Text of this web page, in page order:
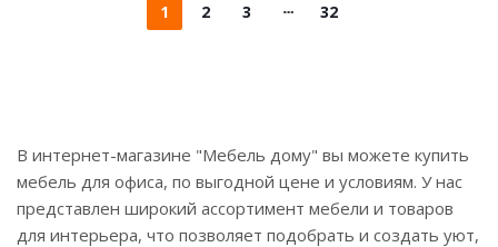
1 2 3 32
В интернет-магазине "Мебель дому" вы можете купить
мебель для офиса, по выгодной цене и условиям. У нас
представлен широкий ассортимент мебели и товаров
для интерьера, что позволяет подобрать и создать уют,